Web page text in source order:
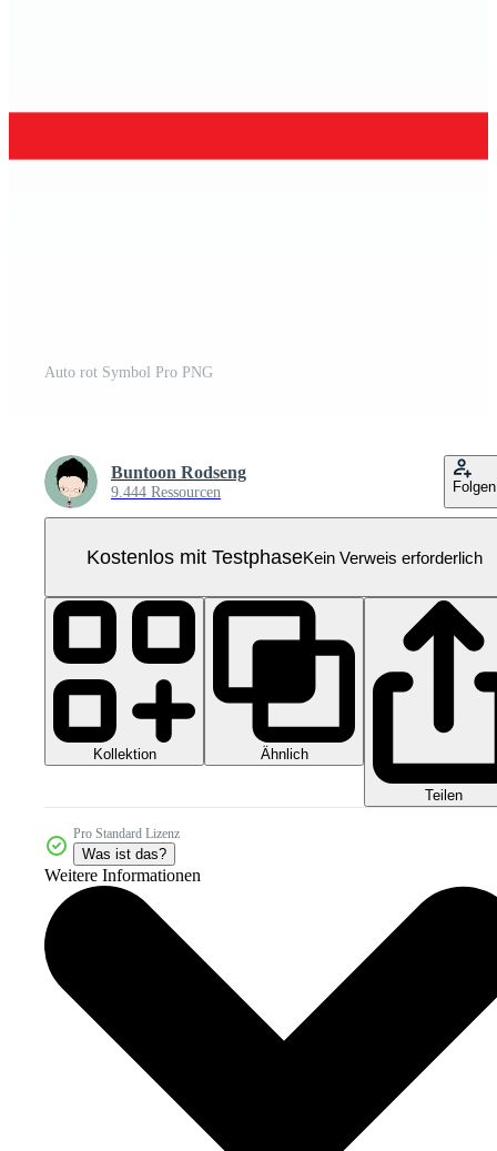
Auto rot Symbol Pro PNG
Buntoon Rodseng
9.444 Ressourcen Folgen
Kostenlos mit TestphaseKein Verweis erforderlich
Kollektion Ähnlich
Teilen
Pro Standard Lizenz
Was ist das?
Weitere Informationen